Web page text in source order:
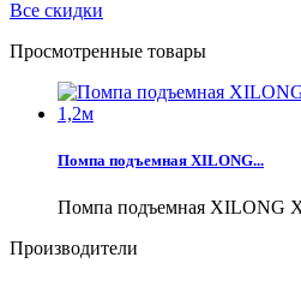
Все скидки
Просмотренные товары
Помпа подъемная XILONG...
Помпа подъемная XILONG
Производители